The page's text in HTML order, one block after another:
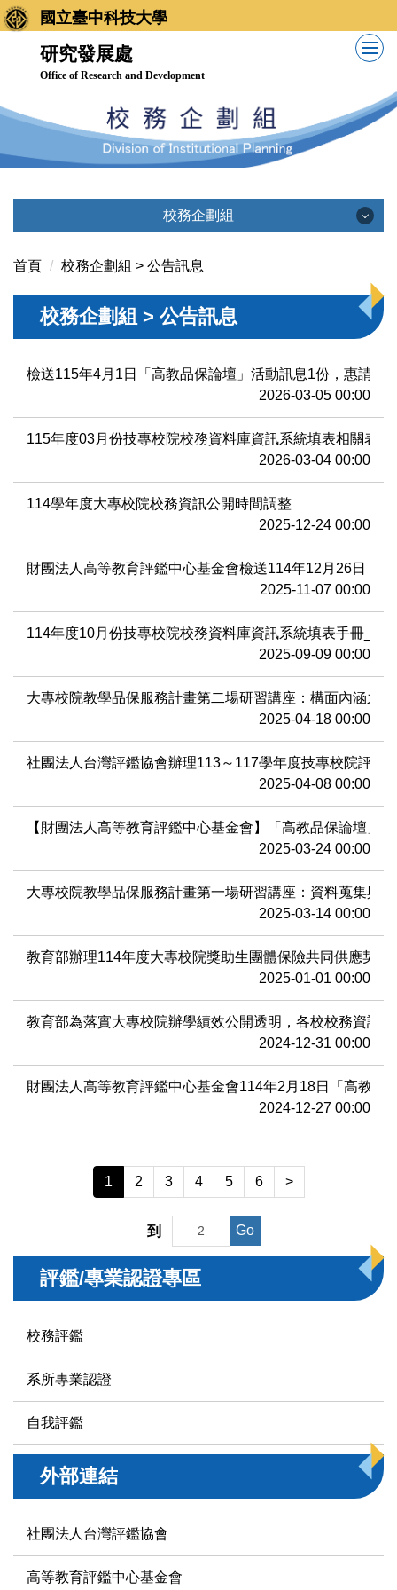
跳
到
容
國立臺中科技大學
研究發展處
Office of Research and Development
校務企劃組
校務企劃組
業務職掌
法令規章
公告訊息
首頁 校務企劃組 > 公告訊息
校務企劃組 > 公告訊息
檢送115年4月1日「高教品保論壇」活動訊息1份，惠請轉
2026-03-05 00:00
115年度03月份技專校院校務資料庫資訊系統填表相關表冊
2026-03-04 00:00
114學年度大專校院校務資訊公開時間調整
2025-12-24 00:00
財團法人高等教育評鑑中心基金會檢送114年12月26日「
2025-11-07 00:00
114年度10月份技專校院校務資料庫資訊系統填表手冊_勘
2025-09-09 00:00
大專校院教學品保服務計畫第二場研習講座：構面內涵之
2025-04-18 00:00
社團法人台灣評鑑協會辦理113～117學年度技專校院評鑑
2025-04-08 00:00
【財團法人高等教育評鑑中心基金會】「高教品保論壇」
2025-03-24 00:00
大專校院教學品保服務計畫第一場研習講座：資料蒐集與
2025-03-14 00:00
教育部辦理114年度大專校院獎助生團體保險共同供應契
2025-01-01 00:00
教育部為落實大專校院辦學績效公開透明，各校校務資訊
2024-12-31 00:00
財團法人高等教育評鑑中心基金會114年2月18日「高教
2024-12-27 00:00
1 2 3 4 5 6 >
到 Go
評鑑/專業認證專區
校務評鑑
系所專業認證
自我評鑑
外部連結
社團法人台灣評鑑協會
高等教育評鑑中心基金會